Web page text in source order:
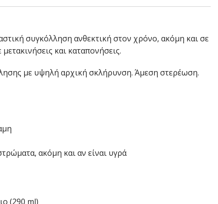
συγκόλληση ανθεκτική στον χρόνο, ακόμη και σε
και καταπονήσεις.
με υψηλή αρχική σκλήρυνση. Άμεση στερέωση.
ακόμη και αν είναι υγρά
(290 ml)